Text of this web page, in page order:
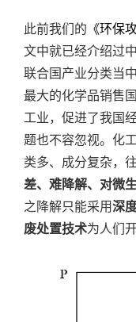
此前我们的 《环保
文中就已经介绍过
联合国产业分类当
最大的化学品销售
工业，促进了我国
题也不容忽视。化
类多、成分复杂，
差、难降解、对微
之降解只能采用深
废处置技术为人们